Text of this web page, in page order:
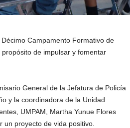
Campamento Formativo de
de impulsar y fomentar
General de la Jefatura de Policía
y la coordinadora de la Unidad
UMPAM, Martha Yunue Flores
proyecto de vida positivo.